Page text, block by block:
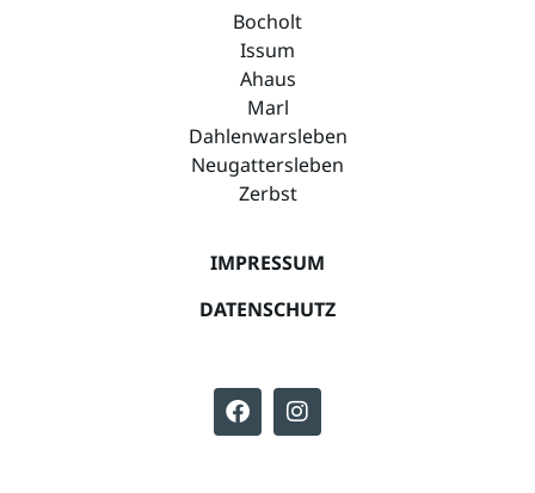
Bocholt
Issum
Ahaus
Marl
Dahlenwarsleben
Neugattersleben
Zerbst
IMPRESSUM
DATENSCHUTZ